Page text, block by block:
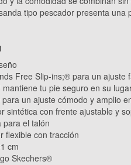
tipo pescador presenta una
Free Slip-ins;® para un ajuste
tu pie seguro en su
un ajuste cómodo y amplio
sintética con frente ajustable y
para el talón
flexible con tracción
cm
Skechers®